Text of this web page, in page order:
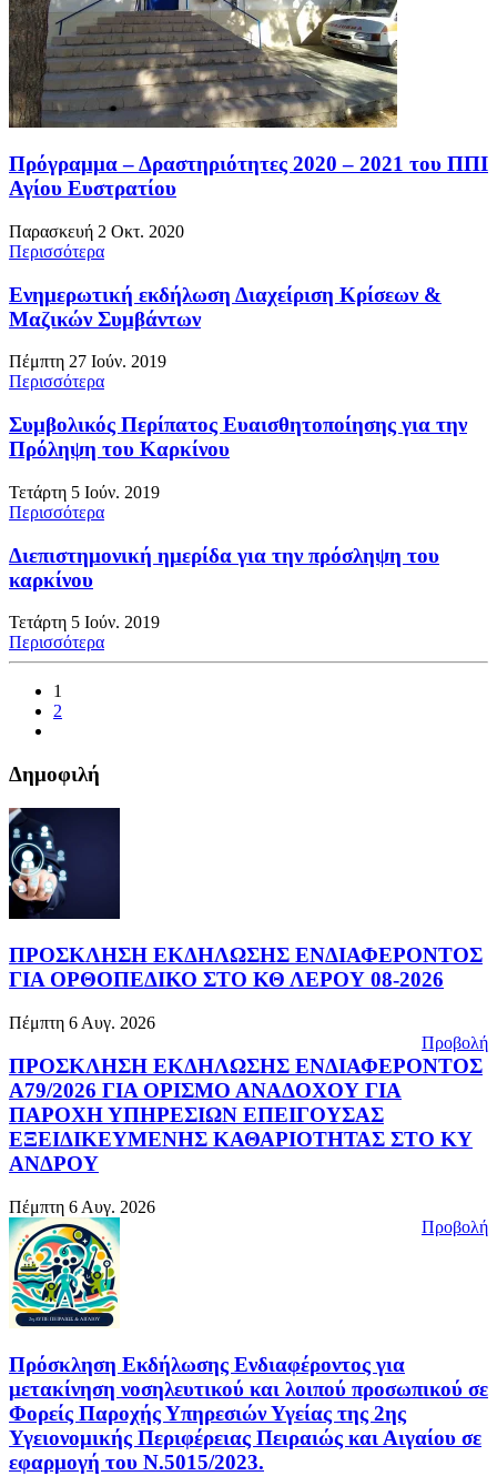
Πρόγραμμα – Δραστηριότητες 2020 – 2021 του ΠΠΙ
Αγίου Ευστρατίου
Παρασκευή 2 Οκτ. 2020
Περισσότερα
Ενημερωτική εκδήλωση Διαχείριση Κρίσεων &
Μαζικών Συμβάντων
Πέμπτη 27 Ιούν. 2019
Περισσότερα
Συμβολικός Περίπατος Ευαισθητοποίησης για την
Πρόληψη του Καρκίνου
Τετάρτη 5 Ιούν. 2019
Περισσότερα
Διεπιστημονική ημερίδα για την πρόσληψη του
καρκίνου
Τετάρτη 5 Ιούν. 2019
Περισσότερα
1
2
Δημοφιλή
ΠΡΟΣΚΛΗΣΗ ΕΚΔΗΛΩΣΗΣ ΕΝΔΙΑΦΕΡΟΝΤΟΣ
ΓΙΑ ΟΡΘΟΠΕΔΙΚΟ ΣΤΟ ΚΘ ΛΕΡΟΥ 08-2026
Πέμπτη 6 Αυγ. 2026
Προβολή
ΠΡΟΣΚΛΗΣΗ ΕΚΔΗΛΩΣΗΣ ΕΝΔΙΑΦΕΡΟΝΤΟΣ
Α79/2026 ΓΙΑ ΟΡΙΣΜΟ ΑΝΑΔΟΧΟΥ ΓΙΑ
ΠΑΡΟΧΗ ΥΠΗΡΕΣΙΩΝ ΕΠΕΙΓΟΥΣΑΣ
ΕΞΕΙΔΙΚΕΥΜΕΝΗΣ ΚΑΘΑΡΙΟΤΗΤΑΣ ΣΤΟ ΚΥ
ΑΝΔΡΟΥ
Πέμπτη 6 Αυγ. 2026
Προβολή
Πρόσκληση Εκδήλωσης Ενδιαφέροντος για
μετακίνηση νοσηλευτικού και λοιπού προσωπικού σε
Φορείς Παροχής Υπηρεσιών Υγείας της 2ης
Υγειονομικής Περιφέρειας Πειραιώς και Αιγαίου σε
εφαρμογή του Ν.5015/2023.